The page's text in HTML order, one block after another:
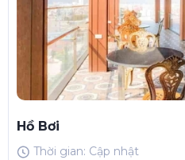
Hồ Bơi
Thời gian: Cập nhật